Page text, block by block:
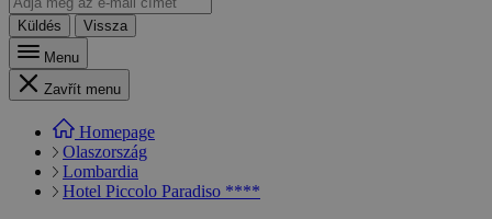
Küldés
Vissza
Menu
Zavřít menu
Homepage
Olaszország
Lombardia
Hotel Piccolo Paradiso ****